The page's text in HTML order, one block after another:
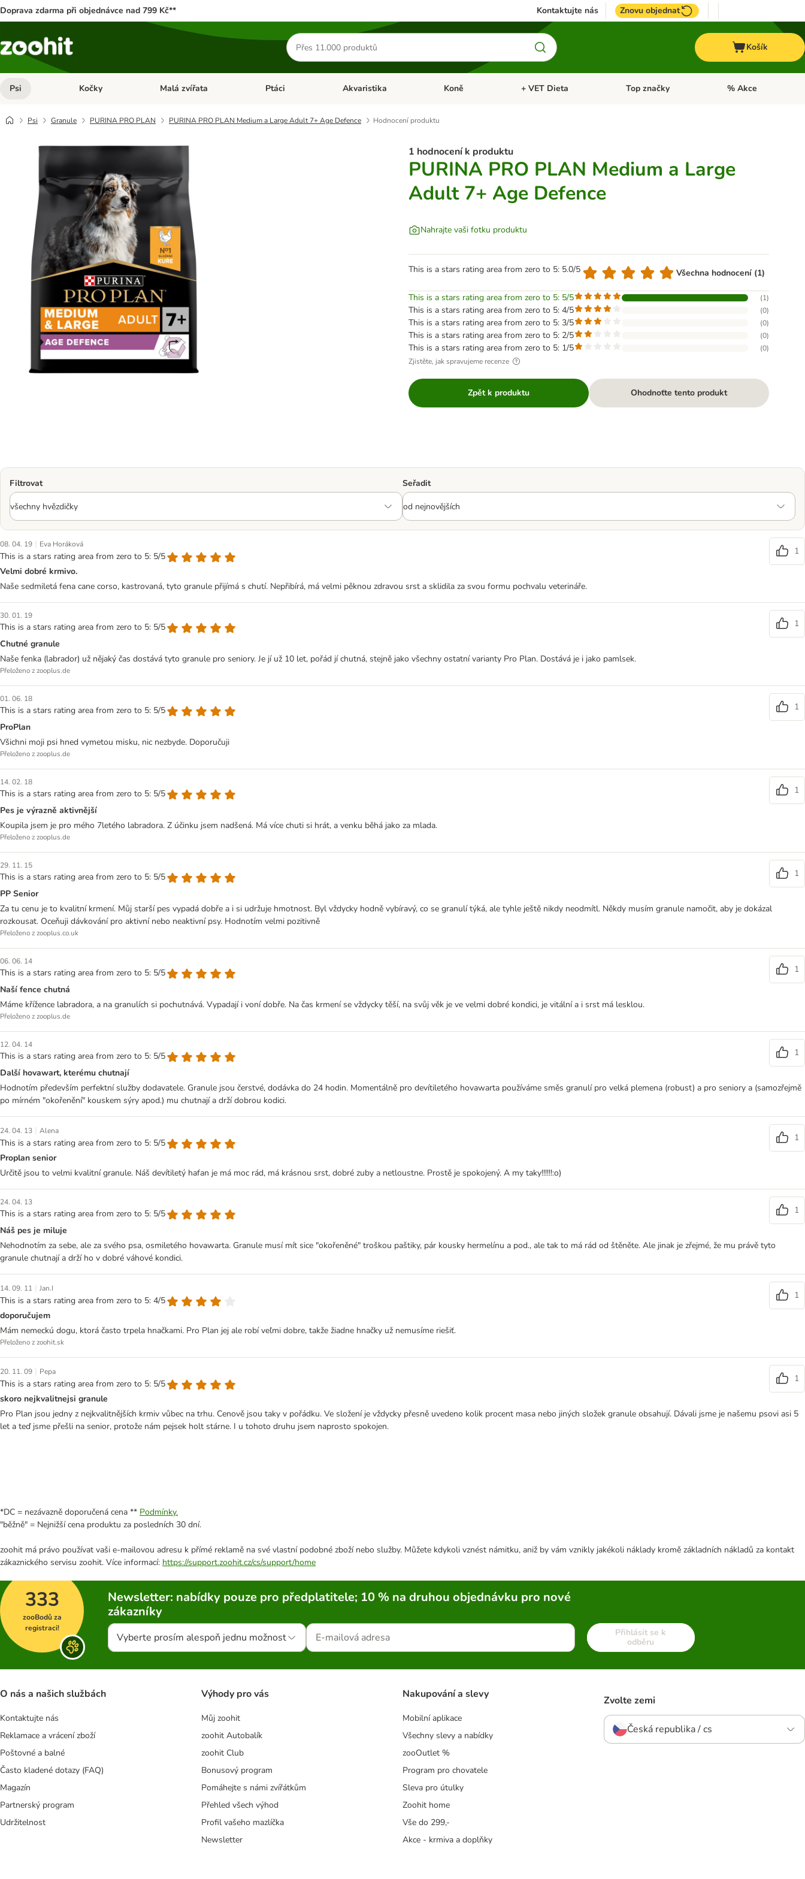
Doprava zdarma při objednávce nad 799 Kč** Kontaktujte nás Znovu objednat
Hledat
produkty
Košík
Psi Otevřít menu: Psi
Kočky Otevřít menu: Kočky
Malá zvířata Otevřít menu: Malá zvířata
Ptáci Otevřít menu: Ptáci
Akvaristika Otevřít menu: Akvaristika
Koně Otevřít menu: Koně
+ VET Dieta Otevřít menu: + VET Dieta
Top značky Otevřít menu: Top
% Akce
Psi Granule PURINA PRO PLAN PURINA PRO PLAN Medium a Large Adult 7+ Age Defence Hodnocení produktu
1 hodnocení k produktu
PURINA PRO PLAN Medium a Large
Adult 7+ Age Defence
Nahrajte vaši fotku produktu
This is a stars rating area from zero to 5: 5.0/5 Všechna hodnocení (1)
This is a stars rating area from zero to 5: 5/5 (1)
This is a stars rating area from zero to 5: 4/5 (0)
This is a stars rating area from zero to 5: 3/5 (0)
This is a stars rating area from zero to 5: 2/5 (0)
This is a stars rating area from zero to 5: 1/5 (0)
Zjistěte, jak spravujeme recenze
Zpět k produktu Ohodnoťte tento produkt
Filtrovat Seřadit
08. 04. 19 | Eva Horáková
This is a stars rating area from zero to 5: 5/5
1
Velmi dobré krmivo.
Naše sedmiletá fena cane corso, kastrovaná, tyto granule přijímá s chutí. Nepřibírá, má velmi pěknou zdravou srst a sklidila za svou formu pochvalu veterináře.
30. 01. 19
This is a stars rating area from zero to 5: 5/5
1
Chutné granule
Naše fenka (labrador) už nějaký čas dostává tyto granule pro seniory. Je jí už 10 let, pořád jí chutná, stejně jako všechny ostatní varianty Pro Plan. Dostává je i jako pamlsek.
Přeloženo z zooplus.de
01. 06. 18
This is a stars rating area from zero to 5: 5/5
1
ProPlan
Všichni moji psi hned vymetou misku, nic nezbyde. Doporučuji
Přeloženo z zooplus.de
14. 02. 18
This is a stars rating area from zero to 5: 5/5
1
Pes je výrazně aktivnější
Koupila jsem je pro mého 7letého labradora. Z účinku jsem nadšená. Má více chuti si hrát, a venku běhá jako za mlada.
Přeloženo z zooplus.de
29. 11. 15
This is a stars rating area from zero to 5: 5/5
1
PP Senior
Za tu cenu je to kvalitní krmení. Můj starší pes vypadá dobře a i si udržuje hmotnost. Byl vždycky hodně vybíravý, co se granulí týká, ale tyhle ještě nikdy neodmítl. Někdy musím granule namočit, aby je dokázal
rozkousat. Oceňuji dávkování pro aktivní nebo neaktivní psy. Hodnotím velmi pozitivně
Přeloženo z zooplus.co.uk
06. 06. 14
This is a stars rating area from zero to 5: 5/5
1
Naší fence chutná
Máme křížence labradora, a na granulích si pochutnává. Vypadají i voní dobře. Na čas krmení se vždycky těší, na svůj věk je ve velmi dobré kondici, je vitální a i srst má lesklou.
Přeloženo z zooplus.de
12. 04. 14
This is a stars rating area from zero to 5: 5/5
1
Další hovawart, kterému chutnají
Hodnotím především perfektní služby dodavatele. Granule jsou čerstvé, dodávka do 24 hodin. Momentálně pro devítiletého hovawarta používáme směs granulí pro velká plemena (robust) a pro seniory a (samozřejmě
po mírném "okořenění" kouskem sýry apod.) mu chutnají a drží dobrou kodici.
24. 04. 13 | Alena
This is a stars rating area from zero to 5: 5/5
1
Proplan senior
Určitě jsou to velmi kvalitní granule. Náš devítiletý hafan je má moc rád, má krásnou srst, dobré zuby a netloustne. Prostě je spokojený. A my taky!!!!!!:o)
24. 04. 13
This is a stars rating area from zero to 5: 5/5
1
Náš pes je miluje
Nehodnotím za sebe, ale za svého psa, osmiletého hovawarta. Granule musí mít sice "okořeněné" troškou paštiky, pár kousky hermelínu a pod., ale tak to má rád od štěněte. Ale jinak je zřejmé, že mu právě tyto
granule chutnají a drží ho v dobré váhové kondici.
14. 09. 11 | Jan.I
This is a stars rating area from zero to 5: 4/5
1
doporučujem
Mám nemeckú dogu, ktorá často trpela hnačkami. Pro Plan jej ale robí veľmi dobre, takže žiadne hnačky už nemusíme riešiť.
Přeloženo z zoohit.sk
20. 11. 09 | Pepa
This is a stars rating area from zero to 5: 5/5
1
skoro nejkvalitnejsi granule
Pro Plan jsou jedny z nejkvalitnějších krmiv vůbec na trhu. Cenově jsou taky v pořádku. Ve složení je vždycky přesně uvedeno kolik procent masa nebo jiných složek granule obsahují. Dávali jsme je našemu psovi asi 5
let a teď jsme přešli na senior, protože nám pejsek holt stárne. I u tohoto druhu jsem naprosto spokojen.
*DC = nezávazně doporučená cena ** Podmínky.
"běžně" = Nejnižší cena produktu za posledních 30 dní.
zoohit má právo používat vaši e-mailovou adresu k přímé reklamě na své vlastní podobné zboží nebo služby. Můžete kdykoli vznést námitku, aniž by vám vznikly jakékoli náklady kromě základních nákladů za kontakt
zákaznického servisu zoohit. Více informací: https://support.zoohit.cz/cs/support/home
333
zooBodů za
registraci!
Newsletter: nabídky pouze pro předplatitele; 10 % na druhou objednávku pro nové
zákazníky
Vyberte prosím alespoň jednu možnost
Přihlásit se k
odběru
O nás a našich službách
Kontaktujte nás
Reklamace a vrácení zboží
Poštovné a balné
Často kladené dotazy (FAQ)
Magazín
Partnerský program
Udržitelnost
Výhody pro vás
Můj zoohit
zoohit Autobalík
zoohit Club
Bonusový program
Pomáhejte s námi zvířátkům
Přehled všech výhod
Profil vašeho mazlíčka
Newsletter
Nakupování a slevy
Mobilní aplikace
Všechny slevy a nabídky
zooOutlet %
Program pro chovatele
Sleva pro útulky
Zoohit home
Vše do 299,-
Akce - krmiva a doplňky
Zvolte zemi
Česká republika / cs